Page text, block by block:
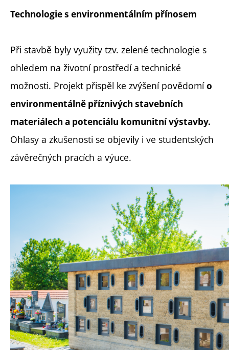
Technologie s environmentálním přínosem
Při stavbě byly využity tzv. zelené technologie s
ohledem na životní prostředí a technické
možnosti. Projekt přispěl ke zvýšení povědomío
environmentálně příznivých stavebních
materiálech a potenciálu komunitní výstavby.
Ohlasy a zkušenosti se objevily i ve studentských
závěrečných pracích a výuce.